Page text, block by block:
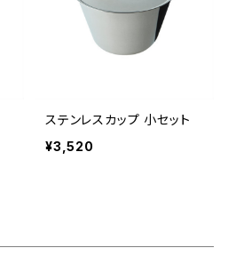
ステンレスカップ 小セット
¥3,520